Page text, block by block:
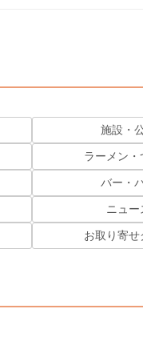
施設・
ラーメン・
バー・
ニュー
お取り寄せ